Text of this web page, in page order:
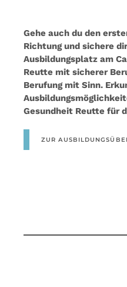
Gehe auch du den
Richtung und sichere
Ausbildungsplatz am
Reutte mit sicherer
Berufung mit Sinn.
Gesundheit Reutte für
ZUR